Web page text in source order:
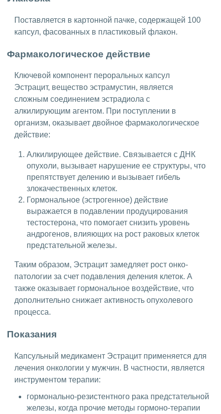
Поставляется в картонной пачке, содержащей 100
капсул, фасованных в пластиковый флакон.
Фармакологическое действие
Ключевой компонент пероральных капсул
Эстрацит, вещество эстрамустин, является
сложным соединением эстрадиола с
алкилирующим агентом. При поступлении в
организм, оказывает двойное фармакологическое
действие:
Алкилирующее действие. Связывается с ДНК
опухоли, вызывает нарушение ее структуры, что
препятствует делению и вызывает гибель
злокачественных клеток.
Гормональное (эстрогенное) действие
выражается в подавлении продуцирования
тестостерона, что помогает снизить уровень
андрогенов, влияющих на рост раковых клеток
предстательной железы.
Таким образом, Эстрацит замедляет рост онко-
патологии за счет подавления деления клеток. А
также оказывает гормональное воздействие, что
дополнительно снижает активность опухолевого
процесса.
Показания
Капсульный медикамент Эстрацит применяется для
лечения онкологии у мужчин. В частности, является
инструментом терапии:
гормонально-резистентного рака предстательной
железы, когда прочие методы гормоно-терапии